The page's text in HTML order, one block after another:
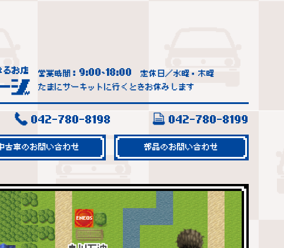
営業時間： 9:00~18:00
定休日／水曜・木曜
たまにサーキットに行くときお休みします
042-780-8198 042-780-8199
古車のお問い合わせ 部品のお問い合わせ